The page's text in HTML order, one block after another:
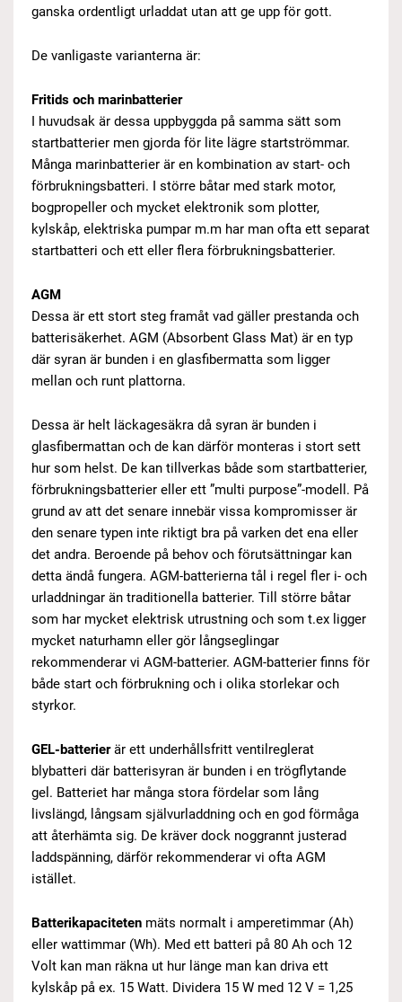
ganska ordentligt urladdat utan att ge upp för gott.
De vanligaste varianterna är:
Fritids och marinbatterier
I huvudsak är dessa uppbyggda på samma sätt som
startbatterier men gjorda för lite lägre startströmmar.
Många marinbatterier är en kombination av start- och
förbrukningsbatteri. I större båtar med stark motor,
bogpropeller och mycket elektronik som plotter,
kylskåp, elektriska pumpar m.m har man ofta ett separat
startbatteri och ett eller flera förbrukningsbatterier.
AGM
Dessa är ett stort steg framåt vad gäller prestanda och
batterisäkerhet. AGM (Absorbent Glass Mat) är en typ
där syran är bunden i en glasfibermatta som ligger
mellan och runt plattorna.
Dessa är helt läckagesäkra då syran är bunden i
glasfibermattan och de kan därför monteras i stort sett
hur som helst. De kan tillverkas både som startbatterier,
förbrukningsbatterier eller ett ”multi purpose”-modell. På
grund av att det senare innebär vissa kompromisser är
den senare typen inte riktigt bra på varken det ena eller
det andra. Beroende på behov och förutsättningar kan
detta ändå fungera. AGM-batterierna tål i regel fler i- och
urladdningar än traditionella batterier. Till större båtar
som har mycket elektrisk utrustning och som t.ex ligger
mycket naturhamn eller gör långseglingar
rekommenderar vi AGM-batterier. AGM-batterier finns för
både start och förbrukning och i olika storlekar och
styrkor.
GEL-batterierär ett underhållsfritt ventilreglerat
blybatteri där batterisyran är bunden i en trögflytande
gel. Batteriet har många stora fördelar som lång
livslängd, långsam självurladdning och en god förmåga
att återhämta sig. De kräver dock noggrannt justerad
laddspänning, därför rekommenderar vi ofta AGM
istället.
Batterikapaciteten mäts normalt i amperetimmar (Ah)
eller wattimmar (Wh). Med ett batteri på 80 Ah och 12
Volt kan man räkna ut hur länge man kan driva ett
kylskåp på ex. 15 Watt. Dividera 15 W med 12 V = 1,25